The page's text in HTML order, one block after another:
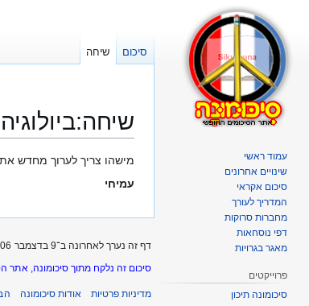
שיחה:ביולוגיה
קפיצה
קפיצה
מישהו צריך לערוך מחדש את
עמיחי
סיכום שיחה
עמוד ראשי
שינויים אחרונים
סיכום אקראי
המדריך לעורך
מחברות סרוקות
דפי נוסחאות
מאגר בגרויות
פרוייקטים
סיכומונה תיכון
דף זה נערך לאחרונה ב־9 בדצמבר 2006, בשעה 14:20.
סיכום זה נלקח מתוך סיכומונה, אתר
מדיניות פרטיות אודות סיכומונה